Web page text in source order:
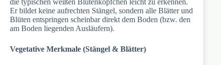
die typischen weißen Blütenköpfchen leicht zu erkennen.
Er bildet keine aufrechten Stängel, sondern alle Blätter und
Blüten entspringen scheinbar direkt dem Boden (bzw. den
am Boden liegenden Ausläufern).
Vegetative Merkmale (Stängel & Blätter)